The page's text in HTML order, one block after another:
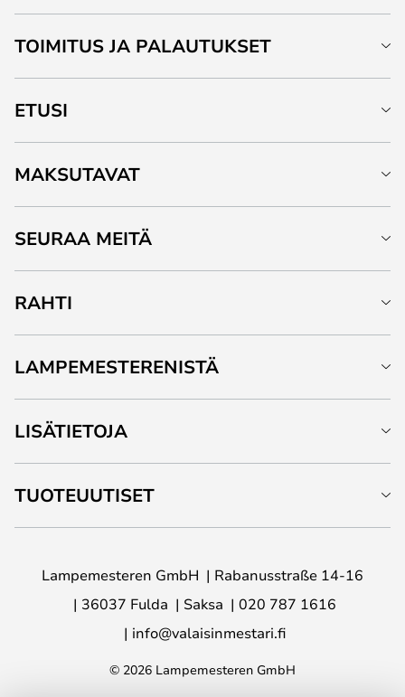
TOIMITUS JA PALAUTUKSET
ETUSI
MAKSUTAVAT
SEURAA MEITÄ
RAHTI
LAMPEMESTERENISTÄ
LISÄTIETOJA
TUOTEUUTISET
Lampemesteren GmbH
Rabanusstraße 14-16
36037 Fulda
Saksa
020 787 1616
info@valaisinmestari.fi
© 2026 Lampemesteren GmbH